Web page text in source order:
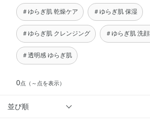
＃ゆらぎ肌 乾燥ケア ＃ゆらぎ肌 保湿
＃ゆらぎ肌 クレンジング ＃ゆらぎ肌 洗
＃透明感 ゆらぎ肌
0点 （～点を表示）
並び順